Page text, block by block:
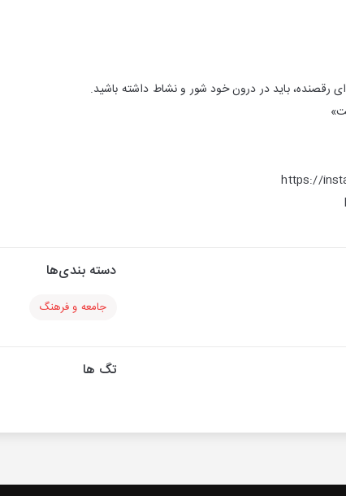
رقصنده، باید در درون خود شور و نشاط داشته باشید.
https://
دسته بندی‌ها
جامعه و فرهنگ
تگ ها